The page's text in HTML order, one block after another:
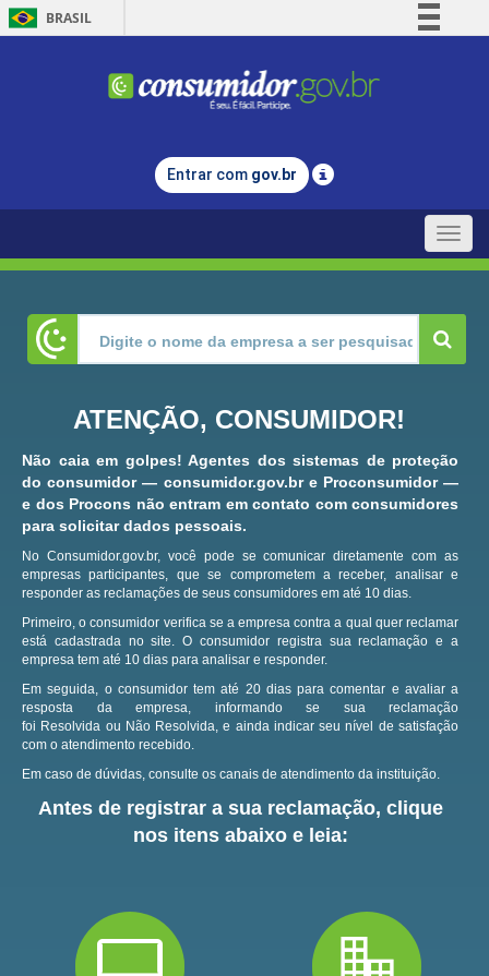
BRASIL
Comunica BR
Legislação
Entrar com gov.br
Toggle
ATENÇÃO, CONSUMIDOR!
Não caia em golpes! Agentes dos sistemas de proteção
do consumidor — consumidor.gov.br e Proconsumidor —
e dos Procons não entram em contato com consumidores
para solicitar dados pessoais.
No Consumidor.gov.br, você pode se comunicar diretamente com as
empresas participantes, que se comprometem a receber, analisar e
responder as reclamações de seus consumidores em até 10 dias.
Primeiro, o consumidor verifica se a empresa contra a qual quer reclamar
está cadastrada no site.O consumidor registra sua reclamação e a
empresa tem até 10 dias para analisar e responder.
Em seguida, o consumidor tem até 20 dias para comentar e avaliar a
resposta da empresa, informando se sua reclamação
foi Resolvida ou Não Resolvida, e ainda indicar seu nível de satisfação
com o atendimento recebido.
Em caso de dúvidas, consulte os canais de atendimento da instituição.
Antes de registrar a sua reclamação, clique
nos itens abaixo e leia: